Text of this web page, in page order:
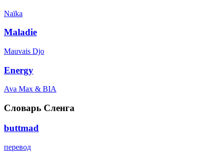
Naïka
Maladie
Mauvais Djo
Energy
Ava Max & BIA
Словарь Сленга
buttmad
перевод